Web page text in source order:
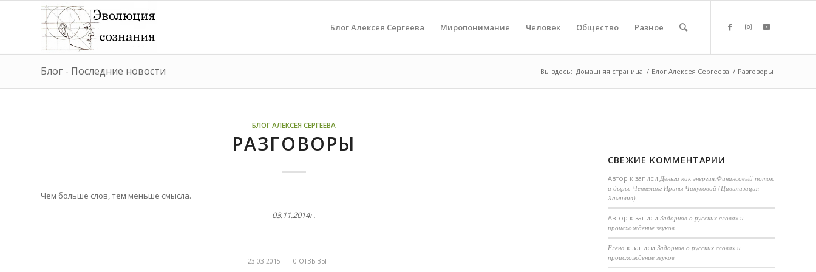
Блог Алексея Сергеева Миропонимание Человек Общество Разное
Блог - Последние новости Вы здесь: Домашняя страница / Блог Алексея Сергеева / Разговоры
БЛОГ АЛЕКСЕЯ СЕРГЕЕВА
РАЗГОВОРЫ
Чем больше слов,тем меньше смысла.
03.11.2014г.
23.03.2015
/ 0 ОТЗЫВЫ
/
СВЕЖИЕ КОММЕНТАРИИ
Автор к записиДеньги как энергия.Финансовый поток
и дыры. Ченнелинг Ирины Чикуновой (Цивилизация
Хамилия).
Aвтор к записиЗадорнов о русских словах и
происхождение звуков
Елена к записиЗадорнов о русских словах и
происхождение звуков